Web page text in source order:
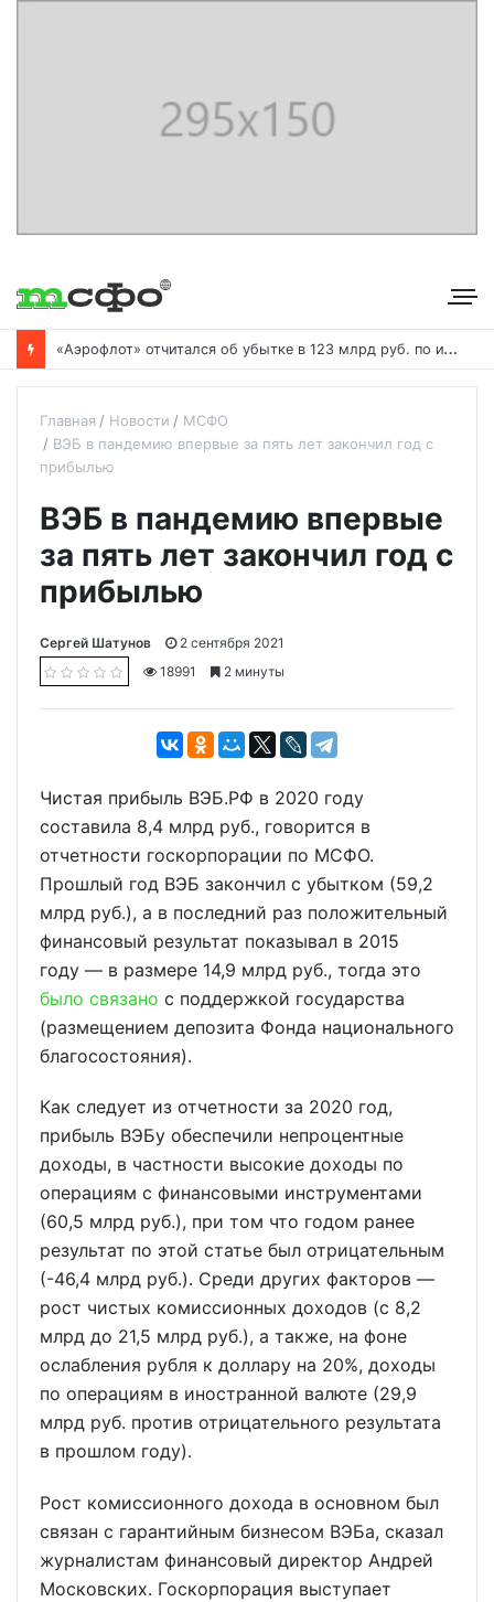
«
Аэрофлот» отчитался об убытке в 123 млрд руб. по итогам года пандемии
Главная Новости
МСФО
ВЭБ в пандемию впервые за пять лет закончил год с
прибылью
ВЭБ в пандемию впервые
за пять лет закончил год с
прибылью
Сергей Шатунов
2 сентября 2021
18991
2 минуты
Чистая прибыль ВЭБ.РФ в 2020 году
составила 8,4 млрд руб., говорится в
отчетности госкорпорации по МСФО.
Прошлый год ВЭБ закончил с убытком (59,2
млрд руб.), а в последний раз положительный
финансовый результат показывал в 2015
году — в размере 14,9 млрд руб., тогда это
было связано с поддержкой государства
(размещением депозита Фонда национального
благосостояния).
Как следует из отчетности за 2020 год,
прибыль ВЭБу обеспечили непроцентные
доходы, в частности высокие доходы по
операциям с финансовыми инструментами
(60,5 млрд руб.), при том что годом ранее
результат по этой статье был отрицательным
(-46,4 млрд руб.). Среди других факторов —
рост чистых комиссионных доходов (с 8,2
млрд до 21,5 млрд руб.), а также, на фоне
ослабления рубля к доллару на 20%, доходы
по операциям в иностранной валюте (29,9
млрд руб. против отрицательного результата
в прошлом году).
Рост комиссионного дохода в основном был
связан с гарантийным бизнесом ВЭБа, сказал
журналистам финансовый директор Андрей
Московских. Госкорпорация выступает